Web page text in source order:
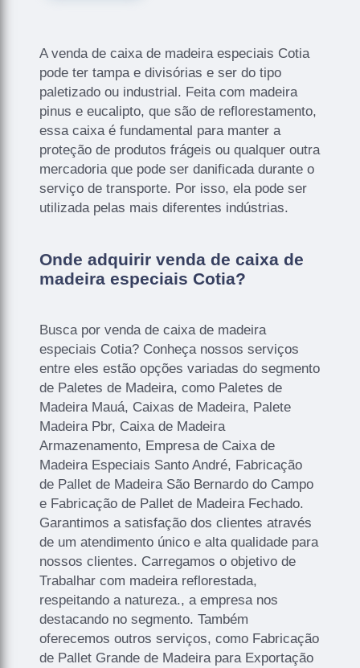
A venda de caixa de madeira especiais Cotia
pode ter tampa e divisórias e ser do tipo
paletizado ou industrial. Feita com madeira
pinus e eucalipto, que são de reflorestamento,
essa caixa é fundamental para manter a
proteção de produtos frágeis ou qualquer outra
mercadoria que pode ser danificada durante o
serviço de transporte. Por isso, ela pode ser
utilizada pelas mais diferentes indústrias.
Onde adquirir venda de caixa de
madeira especiais Cotia?
Busca por venda de caixa de madeira
especiais Cotia? Conheça nossos serviços
entre eles estão opções variadas do segmento
de Paletes de Madeira, como Paletes de
Madeira Mauá, Caixas de Madeira, Palete
Madeira Pbr, Caixa de Madeira
Armazenamento, Empresa de Caixa de
Madeira Especiais Santo André, Fabricação
de Pallet de Madeira São Bernardo do Campo
e Fabricação de Pallet de Madeira Fechado.
Garantimos a satisfação dos clientes através
de um atendimento único e alta qualidade para
nossos clientes. Carregamos o objetivo de
Trabalhar com madeira reflorestada,
respeitando a natureza., a empresa nos
destacando no segmento. Também
oferecemos outros serviços, como Fabricação
de Pallet Grande de Madeira para Exportação